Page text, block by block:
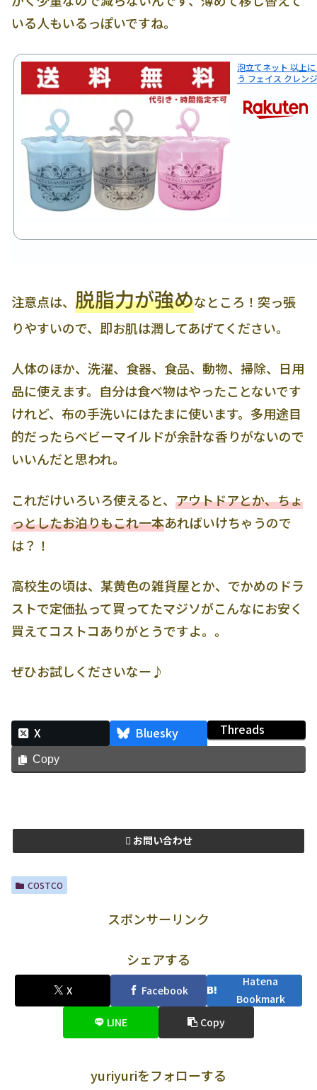
いる人もいるっぽいですね。
泡立てネット 以上
う フェイス クレン
注意点は、 脱脂力が強めなところ！突っ張
りやすいので、即お肌は潤してあげてください。
人体のほか、洗濯、食器、食品、動物、掃除、日用
品に使えます。自分は食べ物はやったことないです
けれど、布の手洗いにはたまに使います。多用途目
的だったらベビーマイルドが余計な香りがないので
いいんだと思われ。
これだけいろいろ使えると、 アウトドアとか、ちょ
っとしたお泊りもこれ一本あればいけちゃうので
は？！
高校生の頃は、某黄色の雑貨屋とか、でかめのドラ
ストで定価払って買ってたマジソがこんなにお安く
買えてコストコありがとうですよ。。
ぜひお試しくださいなー♪
X Bluesky Threads
Copy
お問い合わせ
COSTCO
スポンサーリンク
シェアする
X Facebook
Hatena
Bookmark
LINE
Copy
yuriyuriをフォローする